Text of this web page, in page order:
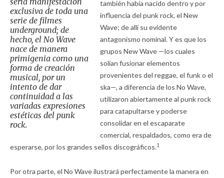
exclusiva de toda una
serie de filmes
underground; de
hecho, el No Wave
nace de manera
primigenia como una
forma de creación
musical, por un
intento de dar
continuidad a las
variadas expresiones
estéticas del punk
rock.
también había nacido dentro y por
influencia del punk rock, el New
Wave; de allí su evidente
antagonismo nominal. Y es que los
grupos New Wave —los cuales
solían fusionar elementos
provenientes del reggae, el funk o el
ska—, a diferencia de los No Wave,
utilizaron abiertamente al punk rock
para catapultarse y poderse
consolidar en el escaparate
comercial, respaldados, como era de
esperarse, por los grandes sellos discográficos.1
Por otra parte, el No Wave ilustrará perfectamente la manera en